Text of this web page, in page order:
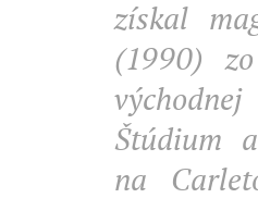
získal
(1990)
Štúdium
na